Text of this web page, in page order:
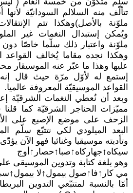
تتألّف منه السلالم السودانيّة
ملوّنة بالأصل)وهكذا تتم
ويُمكن إستبدال النغمات غير
ملوّنة واعتبار ذلك سلّما خاصّا
وهكذا نجده مقاما يُخالف القواعد
عليها وهذا ما عبّر عنه الموسيقار
إستمع له لأوّل مرّة حيث قال
القواعد الموسيقيّة المعروفة عالميا.
وبعد أن نُعطي النغمات الشرقيّة
مميّزات الحناجر الشرقيّة كما
الزحف على موضع الإصبع على
البعد الميلودي لكي نتتبّع سلّم
وتأديته موسيقيا وغنائيا فهو الآن
سيكاه↑جهاركاه↑صبا↑حصار↑أوج
وهو بلغة كتابة وتدوين الموسيقى
مي كار↑فا↑صول بيمول↑لا
أمّا بالنسبة لمتتبّعي التدوين